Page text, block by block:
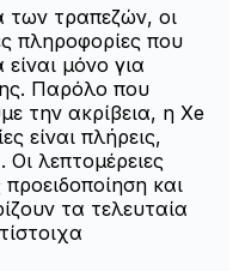
των τραπεζών, οι
πληροφορίες που
μόνο για
Παρόλο που
την ακρίβεια, η Xe
είναι πλήρεις,
λεπτομέρειες
και
τα τελευταία